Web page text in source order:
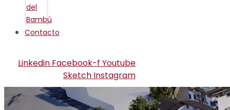
del
Bambú
Contacto
Linkedin Facebook-f Youtube
Sketch Instagram